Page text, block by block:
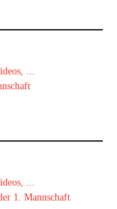
...
...
1. Mannschaft